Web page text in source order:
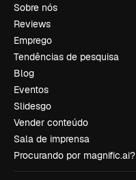
Sobre nós
Reviews
Emprego
Tendências de pesquisa
Blog
Eventos
Slidesgo
Vender conteúdo
Sala de imprensa
Procurando por magnific.ai?